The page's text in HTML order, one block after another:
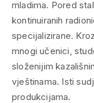
mladima. Pored
kontinuiranih
specijalizirane.
mnogi učenici,
složenijim
vještinama. Isti
produkcijama.